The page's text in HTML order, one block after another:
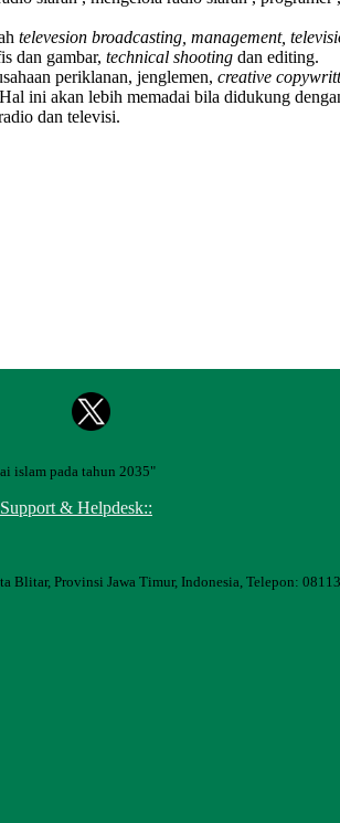
televesion broadcasting, management,
dan gambar, technical shooting dan editing.
periklanan, jenglemen, creative
ini akan lebih memadai bila didukung
dan televisi.
islam pada tahun 2035"
& Helpdesk::
Blitar, Provinsi Jawa Timur, Indonesia, Telepon: